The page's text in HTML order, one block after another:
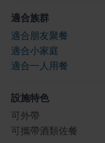
適合族群
適合朋友聚餐
適合小家庭
適合一人用餐
設施特色
可外帶
可攜帶酒類佐餐